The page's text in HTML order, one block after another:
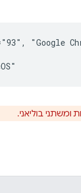
"Google
ומשתני בוליאני.